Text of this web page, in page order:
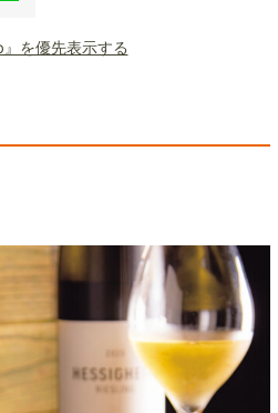
を優先表示する